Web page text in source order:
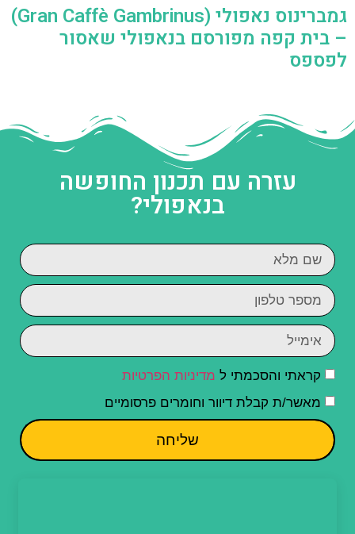
גמברינוס נאפולי (Gran Caffè Gambrinus)
– בית קפה מפורסם בנאפולי שאסור
לפספס
עזרה עם תכנון החופשה
בנאפולי?
קראתי והסכמתי ל מדיניות הפרטיות
מאשר/ת קבלת דיוור וחומרים פרסומיים
שליחה